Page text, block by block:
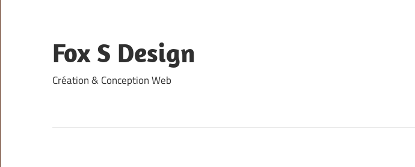
content
Fox S Design
Création & Conception Web